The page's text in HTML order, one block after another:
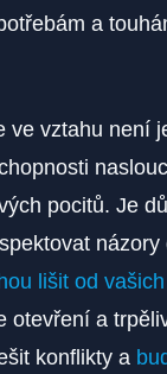
a
ve vztahu není
pocitů. Je
názory
lišit od
otevření a
konflikty a